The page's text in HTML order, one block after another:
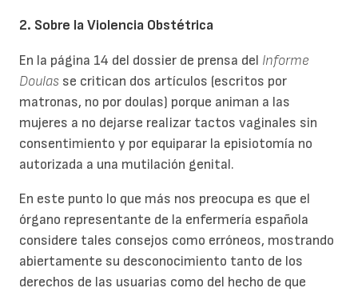
2. Sobre la Violencia Obstétrica
En la página 14 del dossier de prensa del Informe
Doulas se critican dos artículos (escritos por
matronas, no por doulas) porque animan a las
mujeres a no dejarse realizar tactos vaginales sin
consentimiento y por equiparar la episiotomía no
autorizada a una mutilación genital.
En este punto lo que más nos preocupa es que el
órgano representante de la enfermería española
considere tales consejos como erróneos, mostrando
abiertamente su desconocimiento tanto de los
derechos de las usuarias como del hecho de que